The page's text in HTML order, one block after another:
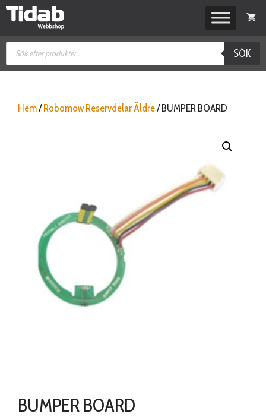
Hoppa
Produktsökning
SÖK
Hem/ Robomow Reservdelar Äldre/ BUMPER BOARD
BUMPER BOARD